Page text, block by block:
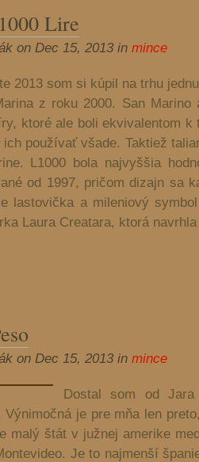
Lire
on Dec 15, 2013 in mince
2013 som si kúpil na trhu
z roku 2000. San
ktoré ale boli ekvivalentom
ich používať všade. Taktiež
L1000 bola najvyššia
od 1997, pričom dizajn sa
lastovička a mileniový
Laura Creatara, ktorá
on Dec 15, 2013 in mince
Dostal som od
Výnimočná je pre mňa len
malý štát v južnej amerike
Je to najmenší